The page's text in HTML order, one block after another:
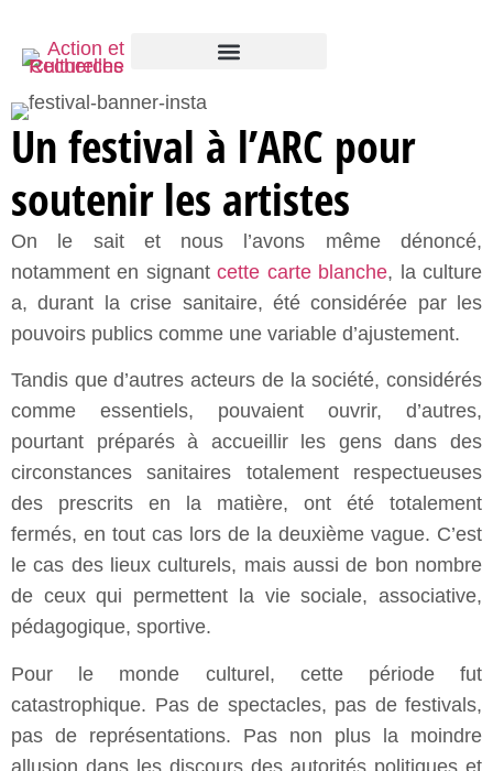
Un festival à l’ARC pour
soutenir les artistes
On le sait et nous l’avons même dénoncé,
notamment en signantcette carte blanche, la culture
a, durant la crise sanitaire, été considérée par les
pouvoirs publics comme une variable d’ajustement.
Tandis que d’autres acteurs de la société, considérés
comme essentiels, pouvaient ouvrir, d’autres,
pourtant préparés à accueillir les gens dans des
circonstances sanitaires totalement respectueuses
des prescrits en la matière, ont été totalement
fermés, en tout cas lors de la deuxième vague. C’est
le cas des lieux culturels, mais aussi de bon nombre
de ceux qui permettent la vie sociale, associative,
pédagogique, sportive.
Pour le monde culturel, cette période fut
catastrophique. Pas de spectacles, pas de festivals,
pas de représentations. Pas non plus la moindre
allusion dans les discours des autorités politiques et